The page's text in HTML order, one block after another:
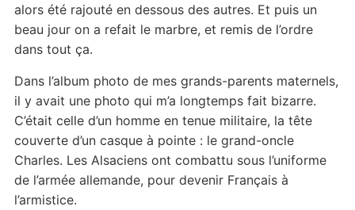
alors été rajouté en dessous des autres. Et puis un
beau jour on a refait le marbre, et remis de l’ordre
dans tout ça.
Dans l’album photo de mes grands-parents maternels,
il y avait une photo qui m’a longtemps fait bizarre.
C’était celle d’un homme en tenue militaire, la tête
couverte d’un casque à pointe : le grand-oncle
Charles. Les Alsaciens ont combattu sous l’uniforme
de l’armée allemande, pour devenir Français à
l’armistice.